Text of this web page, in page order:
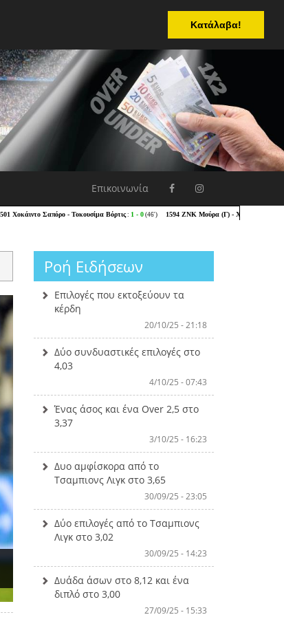
Κατάλαβα!
Επικοινωνία
Ροή Ειδήσεων
Επιλογές που εκτοξεύουν τα
κέρδη
20/10/25 - 21:18
Δύο συνδυαστικές επιλογές στο
4,03
4/10/25 - 07:43
Ένας άσος και ένα Over 2,5 στο
3,37
3/10/25 - 16:23
Δυο αμφίσκορα από το
Τσαμπιονς Λιγκ στο 3,65
30/09/25 - 23:05
Δύο επιλογές από το Τσαμπιονς
Λιγκ στο 3,02
30/09/25 - 14:23
Δυάδα άσων στο 8,12 και ένα
διπλό στο 3,00
27/09/25 - 15:33